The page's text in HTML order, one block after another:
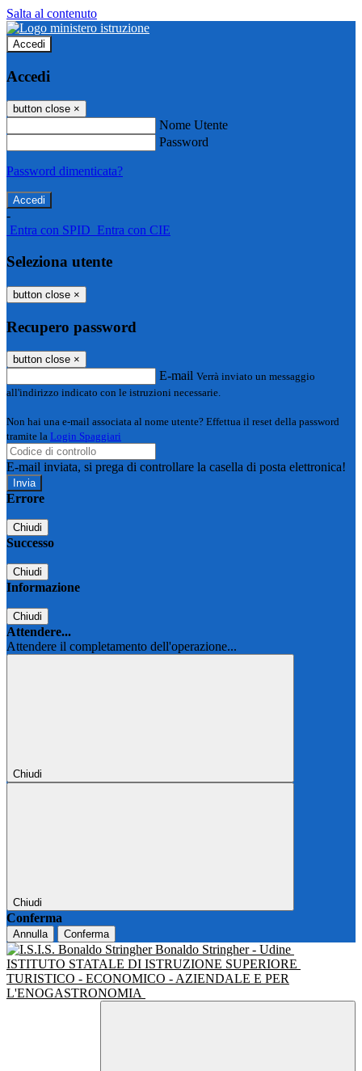
Salta al contenuto
Accedi
Accedi
button close ×
Nome Utente
Password
Password dimenticata?
-
Entra con SPID Entra con CIE
Seleziona utente
button close ×
Recupero password
button close ×
E-mail Verrà inviato un messaggio
all'indirizzo indicato con le istruzioni necessarie.
Non hai una e-mail associata al nome utente? Effettua il reset della password
tramite la Login Spaggiari
E-mail inviata, si prega di controllare la casella di posta elettronica!
Errore
Chiudi
Successo
Chiudi
Informazione
Chiudi
Attendere...
Attendere il completamento dell'operazione...
Chiudi
Chiudi
Conferma
Annulla Conferma
Bonaldo Stringher - Udine
ISTITUTO STATALE DI ISTRUZIONE SUPERIORE
TURISTICO - ECONOMICO - AZIENDALE E PER
L'ENOGASTRONOMIA